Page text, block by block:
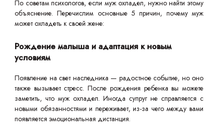
По советам психологов, если муж охладел, нужно найти этому
объяснение. Перечислим основные 5 причин, почему муж
может охладеть к своей жене:
Рождение малыша и адаптация к новым
условиям
Появление на свет наследника — радостное событие, но оно
также вызывает стресс. После рождения ребенка вы можете
заметить, что муж охладел. Иногда супруг не справляется с
новыми обязанностями и переживает, из-за чего между вами
появляется эмоциональная дистанция.